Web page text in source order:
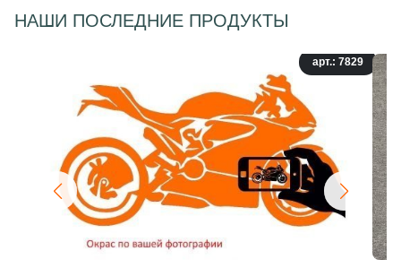
НАШИ ПОСЛЕДНИЕ ПРОДУКТЫ
арт.: 7829